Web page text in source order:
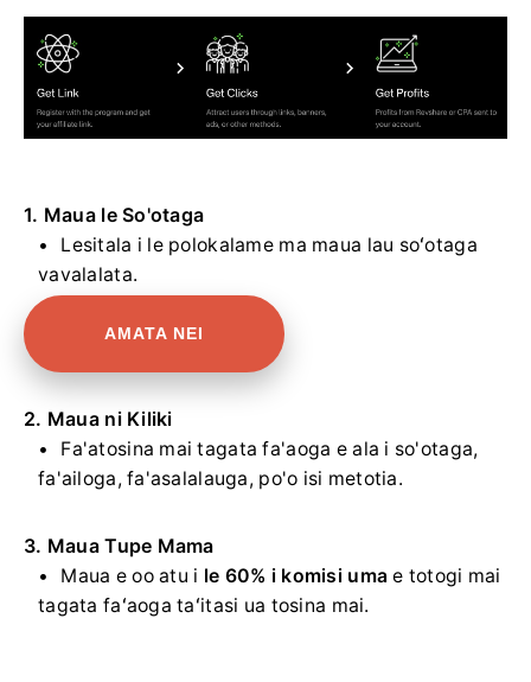
1. Maua le So'otaga
Lesitala i le polokalame ma maua lau soʻotaga
vavalalata.
AMATA NEI
2. Maua ni Kiliki
Fa'atosina mai tagata fa'aoga e ala i so'otaga,
fa'ailoga, fa'asalalauga, po'o isi metotia.
3. Maua Tupe Mama
Maua e oo atu i le 60% i komisi uma e totogi mai
tagata faʻaoga taʻitasi ua tosina mai.